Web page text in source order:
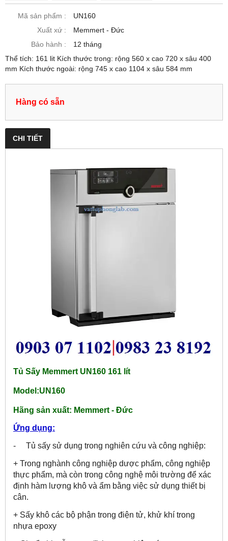
Mã sản phẩm :
UN160
Xuất xứ :
Memmert - Đức
Bảo hành :
12 tháng
Thể tích: 161 lit Kích thước trong: rộng 560 x cao 720 x sâu 400
mm Kích thước ngoài: rộng 745 x cao 1104 x sâu 584 mm
Hàng có sẵn
CHI TIẾT
Tủ Sấy Memmert UN160 161 lít
Model:UN160
Hãng sản xuất: Memmert - Đức
Ứng dụng:
- Tủ sấy sử dụng trong nghiên cứu và công nghiệp:
+ Trong nghành công nghiệp dược phẩm, công nghiệp
thực phẩm, mà còn trong công nghệ môi trường để xác
định hàm lượng khô và ẩm bằng việc sử dụng thiết bị
cân.
+ Sấy khô các bộ phận trong điện tử, khử khí trong
nhựa epoxy